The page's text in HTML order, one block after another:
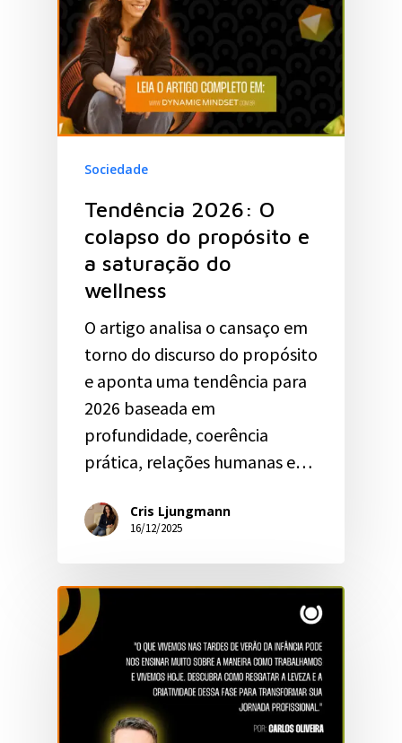
Sociedade
Tendência 2026: O
colapso do propósito e
a saturação do
wellness
O artigo analisa o cansaço em
torno do discurso do propósito
e aponta uma tendência para
2026 baseada em
profundidade, coerência
prática, relações humanas e…
Cris Ljungmann
16/12/2025